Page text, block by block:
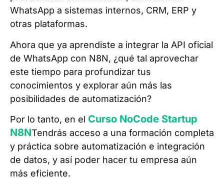
WhatsApp a sistemas internos, CRM, ERP y
otras plataformas.
Ahora que ya aprendiste a integrar la API oficial
de WhatsApp con N8N, ¿qué tal aprovechar
este tiempo para profundizar tus
conocimientos y explorar aún más las
posibilidades de automatización?
Por lo tanto, en el Curso NoCode Startup
N8NTendrás acceso a una formación completa
y práctica sobre automatización e integración
de datos, y así poder hacer tu empresa aún
más eficiente.